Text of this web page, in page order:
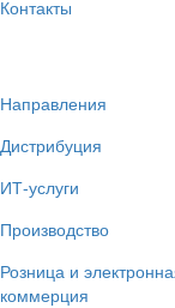
Контакты
Направления
Дистрибуция
ИТ-услуги
Производство
Розница и
коммерция